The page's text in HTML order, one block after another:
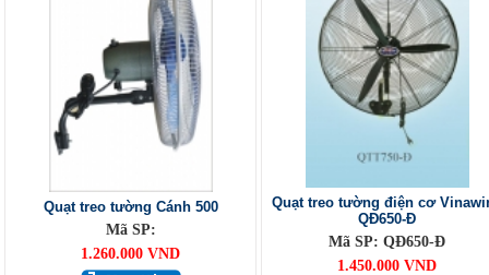
Quạt treo tường Cánh 500
Mã SP:
1.260.000 VND
Quạt treo tường điện cơ
QĐ650-Đ
Mã SP: QĐ650-Đ
1.450.000 VND